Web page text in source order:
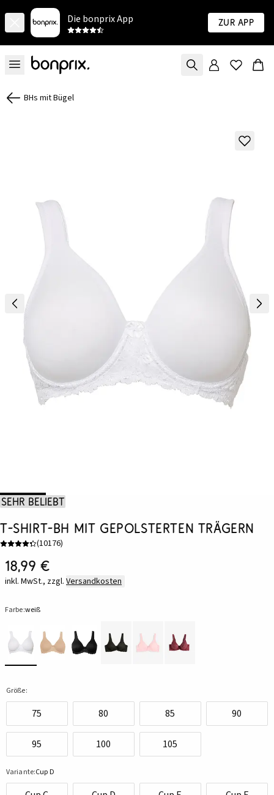
Die bonprix App Zur App
BHs mit Bügel
Sehr beliebt
T-Shirt-BH mit gepolsterten Trägern
(10176)
18,99 €
inkl. MwSt., zzgl. Versandkosten
Farbe:weiß
Größe:
75 80 85 90
95 100 105
Variante:Cup D